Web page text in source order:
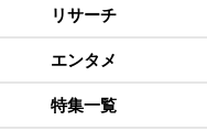
リサーチ
エンタメ
特集一覧